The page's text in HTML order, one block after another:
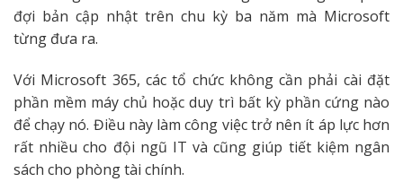
đợi bản cập nhật trên chu kỳ ba năm mà Microsoft
từng đưa ra.
Với Microsoft 365, các tổ chức không cần phải cài đặt
phần mềm máy chủ hoặc duy trì bất kỳ phần cứng nào
để chạy nó. Điều này làm công việc trở nên ít áp lực hơn
rất nhiều cho đội ngũ IT và cũng giúp tiết kiệm ngân
sách cho phòng tài chính.